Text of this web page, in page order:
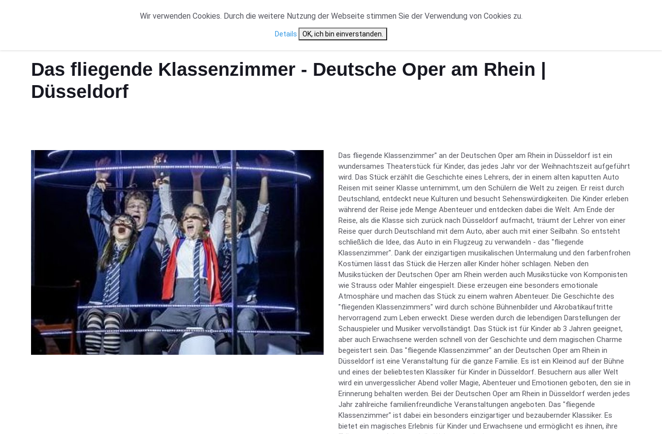
START ORTE VERANSTALTUNGSTYP NEWS CAST ÜBERSICHT
Das fliegende Klassenzimmer - Deutsche Oper am Rhein |
Düsseldorf
Das fliegende Klassenzimmer" an der Deutschen Oper am Rhein in Düsseldorf ist ein
wundersames Theaterstück für Kinder, das jedes Jahr vor der Weihnachtszeit aufgeführt
wird. Das Stück erzählt die Geschichte eines Lehrers, der in einem alten kaputten Auto
Reisen mit seiner Klasse unternimmt, um den Schülern die Welt zu zeigen. Er reist durch
Deutschland, entdeckt neue Kulturen und besucht Sehenswürdigkeiten. Die Kinder erleben
während der Reise jede Menge Abenteuer und entdecken dabei die Welt. Am Ende der
Reise, als die Klasse sich zurück nach Düsseldorf aufmacht, träumt der Lehrer von einer
Reise quer durch Deutschland mit dem Auto, aber auch mit einer Seilbahn. So entsteht
schließlich die Idee, das Auto in ein Flugzeug zu verwandeln - das "fliegende
Klassenzimmer". Dank der einzigartigen musikalischen Untermalung und den farbenfrohen
Kostümen lässt das Stück die Herzen aller Kinder höher schlagen. Neben den
Musikstücken der Deutschen Oper am Rhein werden auch Musikstücke von Komponisten
wie Strauss oder Mahler eingespielt. Diese erzeugen eine besonders emotionale
Atmosphäre und machen das Stück zu einem wahren Abenteuer. Die Geschichte des
"fliegenden Klassenzimmers" wird durch schöne Bühnenbilder und Akrobatikauftritte
hervorragend zum Leben erweckt. Diese werden durch die lebendigen Darstellungen der
Schauspieler und Musiker vervollständigt. Das Stück ist für Kinder ab 3 Jahren geeignet,
aber auch Erwachsene werden schnell von der Geschichte und dem magischen Charme
begeistert sein. Das "fliegende Klassenzimmer" an der Deutschen Oper am Rhein in
Düsseldorf ist eine Veranstaltung für die ganze Familie. Es ist ein Kleinod auf der Bühne
und eines der beliebtesten Klassiker für Kinder in Düsseldorf. Besuchern aus aller Welt
wird ein unvergesslicher Abend voller Magie, Abenteuer und Emotionen geboten, den sie in
Erinnerung behalten werden. Bei der Deutschen Oper am Rhein in Düsseldorf werden jedes
Jahr zahlreiche familienfreundliche Veranstaltungen angeboten. Das "fliegende
Klassenzimmer" ist dabei ein besonders einzigartiger und bezaubernder Klassiker. Es
bietet ein magisches Erlebnis für Kinder und Erwachsene und ermöglicht es ihnen, ihre
Wir verwenden Cookies. Durch die weitere Nutzung der Webseite stimmen Sie der Verwendung von Cookies zu.
Details OK, ich bin einverstanden.